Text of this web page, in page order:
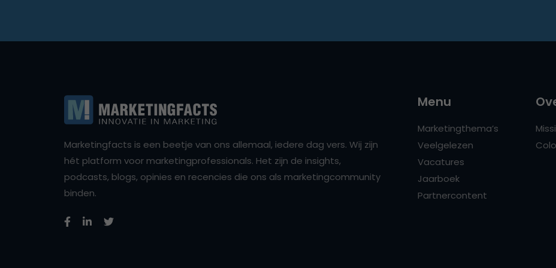
Marketingfacts is een beetje van ons allemaal, iedere dag vers. Wij zijn
hét platform voor marketingprofessionals. Het zijn de insights,
podcasts, blogs, opinies en recencies die ons als marketingcommunity
binden.
Menu
Marketingthema’s
Veelgelezen
Vacatures
Jaarboek
Partnercontent